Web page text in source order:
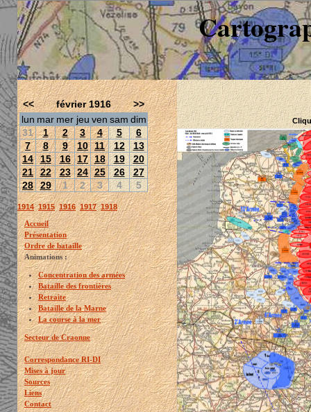
<< février 1916
>>
lun mar mer jeu ven sam dim
31
1 2 3 4 5
6
7
8 9 10 11 12
13
14 15 16 17 18 19
20
21 22 23 24 25 26
27
28 29 1 2 3 4 5
1914 1915 1916 1917 1918
Accueil
Présentation
Ordre de bataille
Animations :
Concentration des armées
Bataille des frontières
Retraite
Bataille de la Marne
La course à la mer
Secteur de Craonne
Correspondance RI-DI
Mises à jour
Sources
Liens
Contact